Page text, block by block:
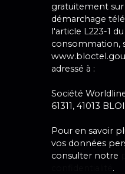
gratuitement
démarchage
l'article L223-1
consommation,
adressé à :
Société
61311, 41013
Pour en savoir
vos données
consulter notre
.